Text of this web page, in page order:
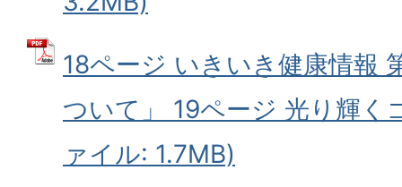
18ページ いきいき健康情報
ついて」 19ページ 光り輝く
ァイル: 1.7MB)